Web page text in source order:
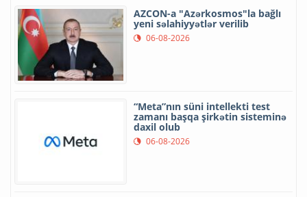
AZCON-a "Azərkosmos"la bağlı
yeni səlahiyyətlər verilib
06-08-2026
“Meta”nın süni intellekti test
zamanı başqa şirkətin sisteminə
daxil olub
06-08-2026